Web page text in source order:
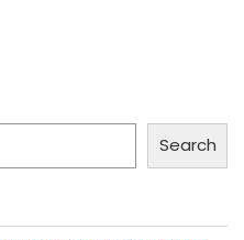
Search